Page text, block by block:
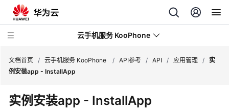
云手机服务 KooPhone
最
新
文档首页 / 云手机服务 KooPhone / API参考 / API / 应用管理 / 实
例安装app - InstallApp
实例安装app - InstallApp